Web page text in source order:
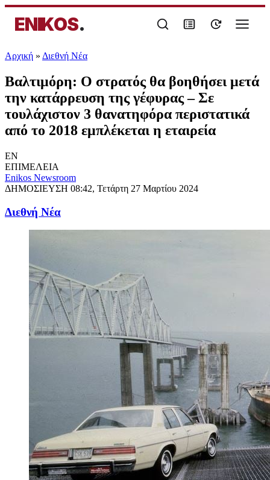
ENIKOS.
Αρχική » Διεθνή Νέα
Βαλτιμόρη: Ο στρατός θα βοηθήσει μετά
την κατάρρευση της γέφυρας – Σε
τουλάχιστον 3 θανατηφόρα περιστατικά
από το 2018 εμπλέκεται η εταιρεία
EN
ΕΠΙΜΕΛΕΙΑ
Enikos Newsroom
ΔΗΜΟΣΙΕΥΣΗ 08:42, Τετάρτη 27 Μαρτίου 2024
Διεθνή Νέα